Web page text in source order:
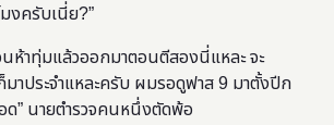
งครับเนี่ย?”
ห้าทุ่มแล้วออกมาตอนตีสองนี่แหละ จะ
าประจำแหละครับ ผมรอดูฟาส 9 มาตั้งปีก
ด” นายตำรวจคนหนึ่งตัดพ้อ